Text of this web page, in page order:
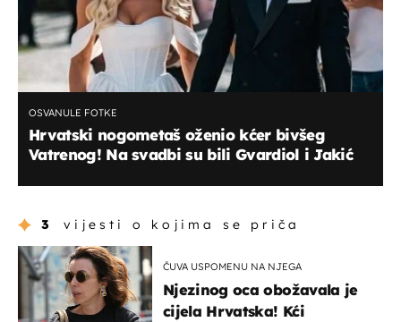
OSVANULE FOTKE
Hrvatski nogometaš oženio kćer bivšeg
Vatrenog! Na svadbi su bili Gvardiol i Jakić
3 vijesti o kojima se priča
ČUVA USPOMENU NA NJEGA
Njezinog oca obožavala je
cijela Hrvatska! Kći